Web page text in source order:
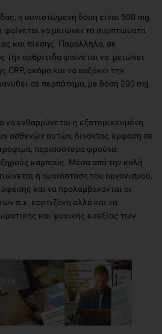
η συνιστώμενη δόση είναι 500 mg
φαίνεται να μειώνει τα συμπτώματα
και πίεσης. Παράλληλα, σε
την αρθριτιδα φαίνεται να μειώνει
CRP, ακόμα και να αυξάνει την
σε περπάτημα, με δόση 200 mg
να ενθαρρύνεται η εξατομικευμένη
ασθενών αυτών, δίνοντας έμφαση σε
περισσότερα φρούτα,
καρπούς. Μέσα από την καλή
η ομοιόσταση του οργανισμού,
και να προλαμβάνονται οι
π.χ. κορτιζόνη αλλά και να
και ψυχικής ευεξίας των